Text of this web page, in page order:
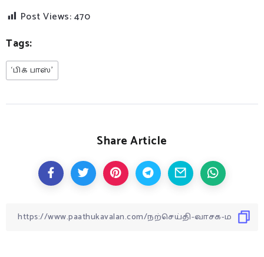
Post Views:470
Tags:
‘பிக் பாஸ்’
Share Article